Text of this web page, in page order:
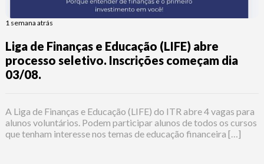
1 semana atrás
Liga de Finanças e Educação (LIFE) abre
processo seletivo. Inscrições começam dia
03/08.
A Liga de Finanças e Educação (LIFE) do ITR abre 4 vagas para
alunos voluntários. Podem participar alunos de todos os cursos
que tenham interesse nos temas de educação financeira […]